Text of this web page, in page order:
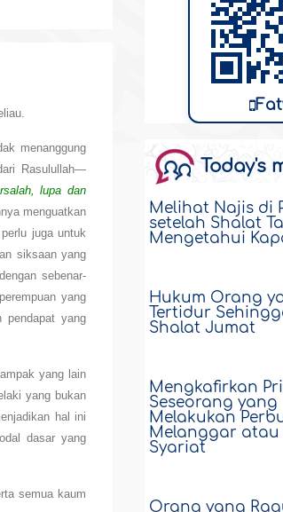
menanggung
Rasulullah—
lupa dan
menguatkan
juga untuk
siksaan yang
sebenar-
yang
pendapat yang
yang lain
yang bukan
hal ini
dasar yang
semua kaum
Today's
Melihat Najis di
setelah Shalat
Mengetahui
Hukum Orang
Tertidur
Shalat Jumat
Mengkafirkan
Seseorang yang
Melakukan
Melanggar atau
Syariat
Orang yang